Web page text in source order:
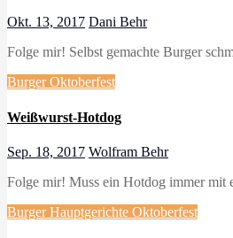
Okt. 13, 2017 Dani Behr
Folge mir! Selbst gemachte Burger
BurgerOktoberfest
Weißwurst-Hotdog
Sep. 18, 2017 Wolfram Behr
Folge mir! Muss ein Hotdog immer mit
BurgerHauptgerichte Oktoberfest